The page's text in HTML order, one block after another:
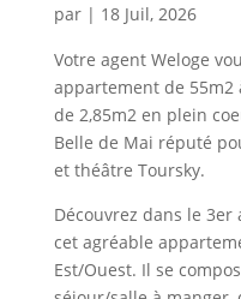
par | 18 Juil, 2026
Votre agent Weloge
appartement de
de 2,85m2 en plein
Belle de Mai réputé
et théâtre Toursky.
Découvrez dans le
cet agréable
Est/Ouest. Il se